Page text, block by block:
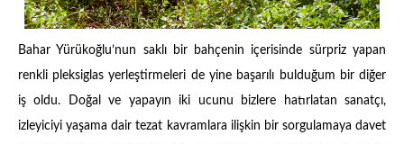
Bahar Yürükoğlu’nun saklı bir bahçenin içerisinde sürpriz yapan
renkli pleksiglas yerleştirmeleri de yine başarılı bulduğum bir diğer
iş oldu. Doğal ve yapayın iki ucunu bizlere hatırlatan sanatçı,
izleyiciyi yaşama dair tezat kavramlara ilişkin bir sorgulamaya davet